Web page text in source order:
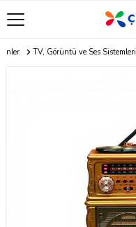
TV, Görüntü ve Ses Sistemleri